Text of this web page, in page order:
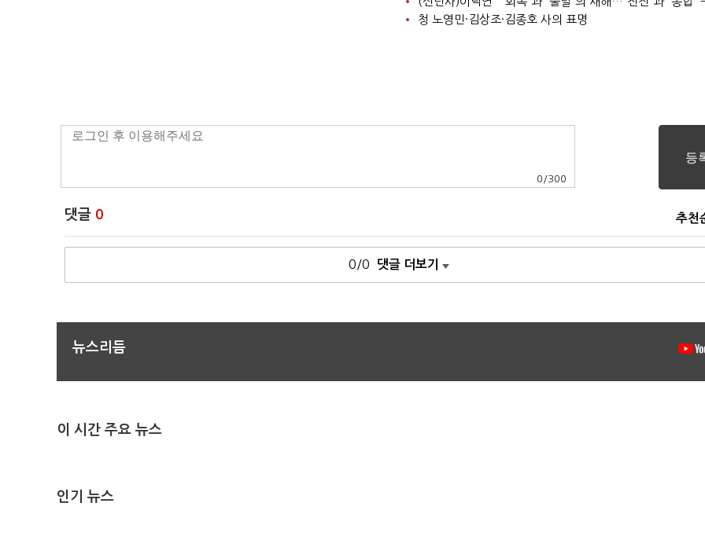
청 노영민·김상조·김종호 사의 표명
0 /300
댓글 0 추천
0/0 댓글 더보기
뉴스리듬
이 시간 주요 뉴스
인기 뉴스